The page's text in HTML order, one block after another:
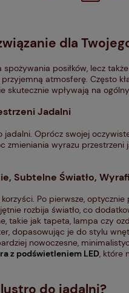
dla
posiłków, lecz
atmosferę. Często
skutecznie wpływają na
Jadalni
Oprócz swojej
zmieniania wyrazu
Subtelne Światło,
Po pierwsze,
rozbija światło, co
takie jak tapeta, lampa czy
dopasowując je do stylu
nowoczesne,
z podświetleniem LED, które
do jadalni?